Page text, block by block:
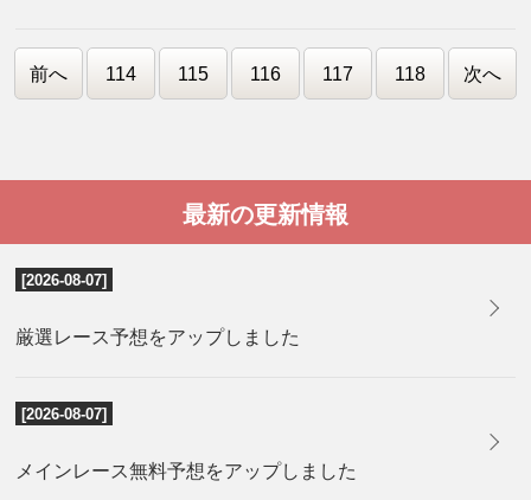
前へ 114 115 116 117 118 次へ
最新の更新情報
[2026-08-07]
厳選レース予想をアップしました
[2026-08-07]
メインレース無料予想をアップしました